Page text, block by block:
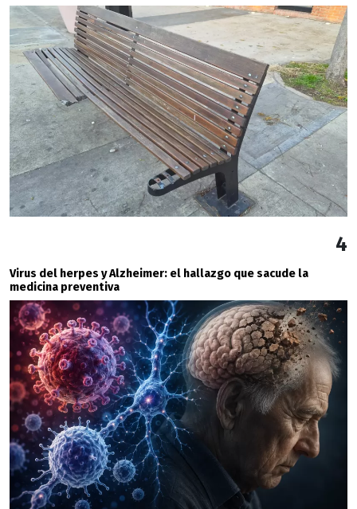
4
Virus del herpes y Alzheimer: el hallazgo que sacude la
medicina preventiva